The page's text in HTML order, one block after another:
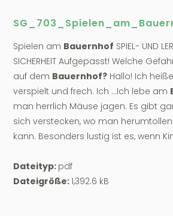
Spielen am Bauernhof SPIEL- UND
SICHERHEIT Aufgepasst! Welche
auf dem Bauernhof? Hallo! Ich
verspielt und frech. Ich ...Ich lebe am
man herrlich Mäuse jagen. Es gibt
sich verstecken, wo man
kann. Besonders lustig ist es, wenn
Dateityp: pdf
Dateigröße:1,392.6 kB